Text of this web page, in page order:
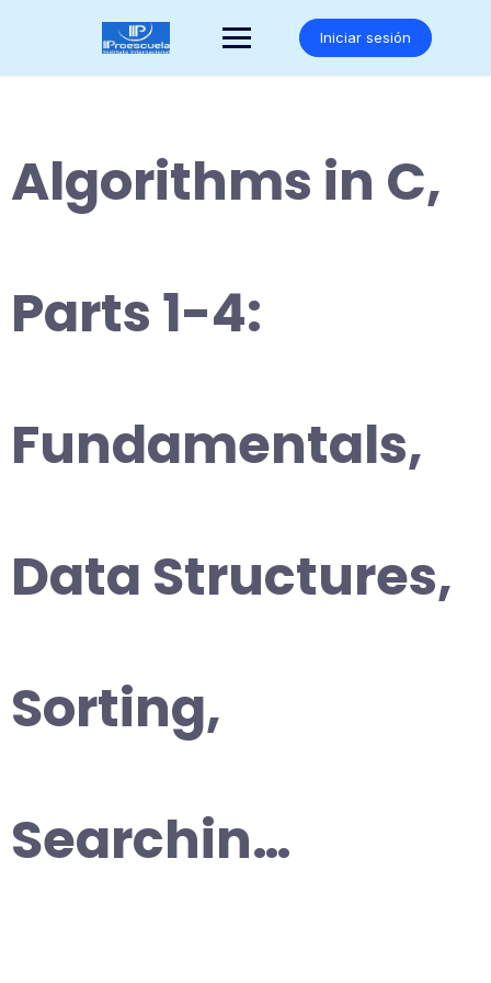
Iniciar sesión
Algorithms in C,
Parts 1-4:
Fundamentals,
Data Structures,
Sorting,
Searchin…